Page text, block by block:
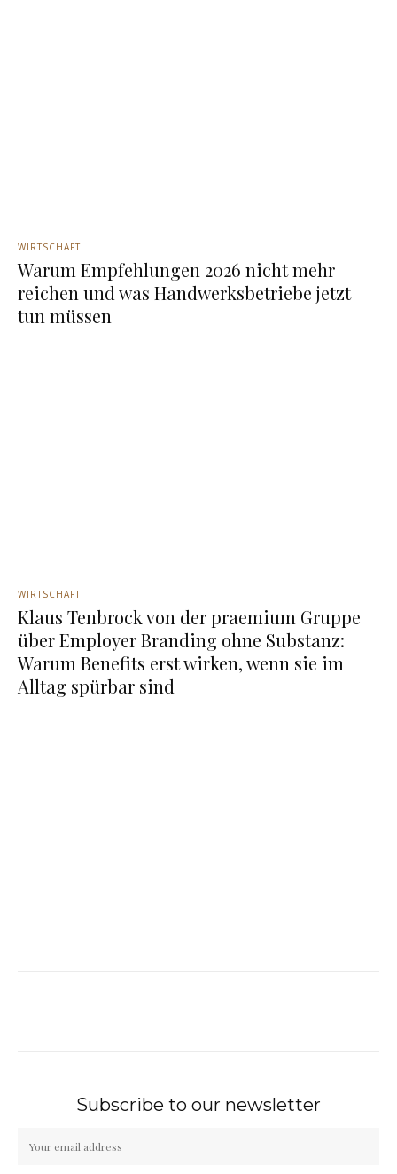
WIRTSCHAFT
Warum Empfehlungen 2026 nicht mehr
reichen und was Handwerksbetriebe jetzt
tun müssen
WIRTSCHAFT
Klaus Tenbrock von der praemium Gruppe
über Employer Branding ohne Substanz:
Warum Benefits erst wirken, wenn sie im
Alltag spürbar sind
Subscribe to our newsletter